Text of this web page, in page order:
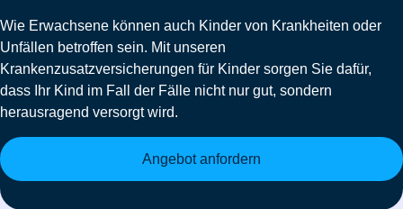
Wie Erwachsene können auch Kinder von Krankheiten oder
Unfällen betroffen sein. Mit unseren
Krankenzusatzversicherungen für Kinder sorgen Sie dafür,
dass Ihr Kind im Fall der Fälle nicht nur gut, sondern
herausragend versorgt wird.
Angebot anfordern